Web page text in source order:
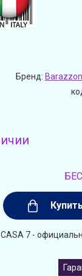
Бренд:
CASA 7 -